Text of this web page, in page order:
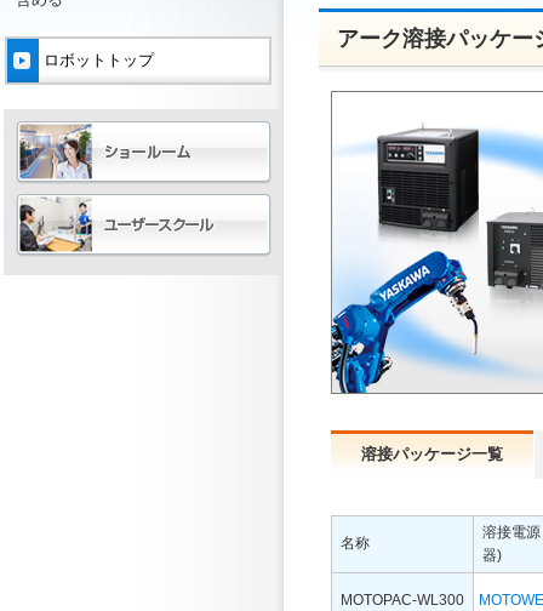
アーク溶接パッケー
溶接パッケージ一覧
名称
溶接電
器)
MOTOPAC-WL300
ロボットトップ